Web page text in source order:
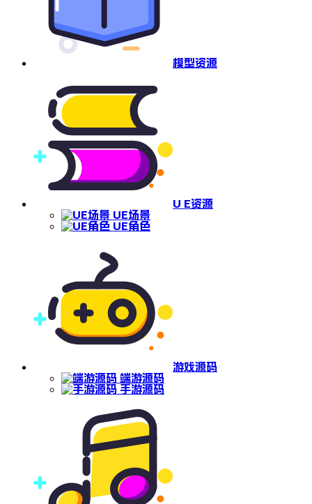
模型资源
U E资源
UE场景
UE角色
游戏源码
端游源码
手游源码